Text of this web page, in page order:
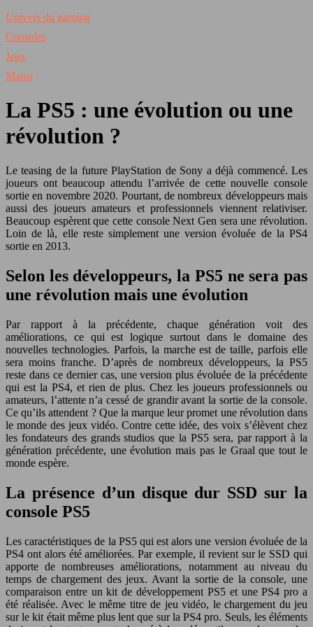
Univers du gaming
Consoles
Jeux
Matos
La PS5 : une évolution ou une
révolution ?
Le teasing de la future PlayStation de Sony a déjà commencé. Les
joueurs ont beaucoup attendu l’arrivée de cette nouvelle console
sortie en novembre 2020. Pourtant, de nombreux développeurs mais
aussi des joueurs amateurs et professionnels viennent relativiser.
Beaucoup espèrent que cette console Next Gen sera une révolution.
Loin de là, elle reste simplement une version évoluée de la PS4
sortie en 2013.
Selon les développeurs, la PS5 ne sera pas
une révolution mais une évolution
Par rapport à la précédente, chaque génération voit des
améliorations, ce qui est logique surtout dans le domaine des
nouvelles technologies. Parfois, la marche est de taille, parfois elle
sera moins franche. D’après de nombreux développeurs, la PS5
reste dans ce dernier cas, une version plus évoluée de la précédente
qui est la PS4, et rien de plus. Chez les joueurs professionnels ou
amateurs, l’attente n’a cessé de grandir avant la sortie de la console.
Ce qu’ils attendent ? Que la marque leur promet une révolution dans
le monde des jeux vidéo. Contre cette idée, des voix s’élèvent chez
les fondateurs des grands studios que la PS5 sera, par rapport à la
génération précédente, une évolution mais pas le Graal que tout le
monde espère.
La présence d’un disque dur SSD sur la
console PS5
Les caractéristiques de la PS5 qui est alors une version évoluée de la
PS4 ont alors été améliorées. Par exemple, il revient sur le SSD qui
apporte de nombreuses améliorations, notamment au niveau du
temps de chargement des jeux. Avant la sortie de la console, une
comparaison entre un kit de développement PS5 et une PS4 pro a
été réalisée. Avec le même titre de jeu vidéo, le chargement du jeu
sur le kit était même plus lent que sur la PS4 pro. Seuls, les éléments